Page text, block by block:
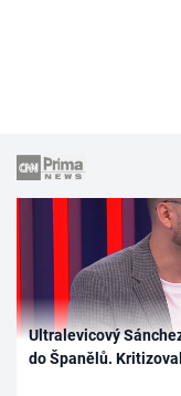
Ultralevicový
do Španělů.